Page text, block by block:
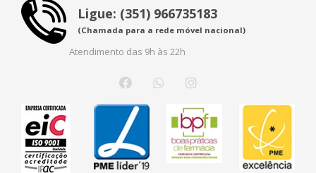
Ligue: (351) 966735183
(Chamada para a rede móvel nacional)
Atendimento das 9h às 22h